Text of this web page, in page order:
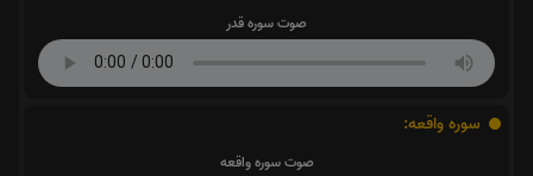
صوت سوره قدر
سوره واقعه:
صوت سوره واقعه